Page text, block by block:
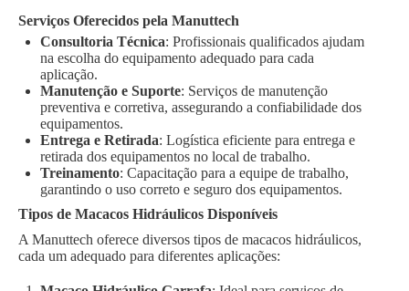
Serviços Oferecidos pela Manuttech
Consultoria Técnica: Profissionais qualificados ajudam
na escolha do equipamento adequado para cada
aplicação.
Manutenção e Suporte: Serviços de manutenção
preventiva e corretiva, assegurando a confiabilidade dos
equipamentos.
Entrega e Retirada: Logística eficiente para entrega e
retirada dos equipamentos no local de trabalho.
Treinamento: Capacitação para a equipe de trabalho,
garantindo o uso correto e seguro dos equipamentos.
Tipos de Macacos Hidráulicos Disponíveis
A Manuttech oferece diversos tipos de macacos hidráulicos,
cada um adequado para diferentes aplicações: